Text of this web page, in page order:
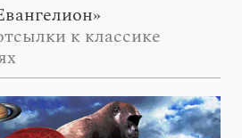
к классике